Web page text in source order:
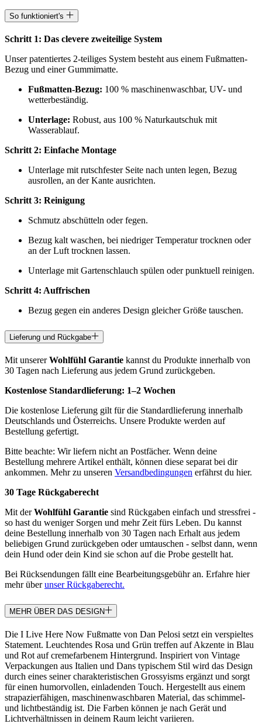
So funktioniert's
Schritt 1: Das clevere zweiteilige System
Unser patentiertes 2-teiliges System besteht aus einem Fußmatten-
Bezug und einer Gummimatte.
Fußmatten-Bezug: 100 % maschinenwaschbar, UV- und
wetterbeständig.
Unterlage: Robust, aus 100 % Naturkautschuk mit
Wasserablauf.
Schritt 2: Einfache Montage
Unterlage mit rutschfester Seite nach unten legen, Bezug
ausrollen, an der Kante ausrichten.
Schritt 3: Reinigung
Schmutz abschütteln oder fegen.
Bezug kalt waschen, bei niedriger Temperatur trocknen oder
an der Luft trocknen lassen.
Unterlage mit Gartenschlauch spülen oder punktuell reinigen.
Schritt 4: Auffrischen
Bezug gegen ein anderes Design gleicher Größe tauschen.
Lieferung und Rückgabe
Mit unsererWohlfühl Garantie kannst du Produkte innerhalb von
30 Tagen nach Lieferung aus jedem Grund zurückgeben.
Kostenlose Standardlieferung: 1–2 Wochen
Die kostenlose Lieferung gilt für die Standardlieferung innerhalb
Deutschlands und Österreichs. Unsere Produkte werden auf
Bestellung gefertigt.
Bitte beachte: Wir liefern nicht an Postfächer. Wenn deine
Bestellung mehrere Artikel enthält, können diese separat bei dir
ankommen. Mehr zu unseren Versandbedingungen erfährst du hier.
30 Tage Rückgaberecht
Mit derWohlfühl Garantie sind Rückgaben einfach und stressfrei -
so hast du weniger Sorgen und mehr Zeit fürs Leben. Du kannst
deine Bestellung innerhalb von 30 Tagen nach Erhalt aus jedem
beliebigen Grund zurückgeben oder umtauschen - selbst dann, wenn
dein Hund oder dein Kind sie schon auf die Probe gestellt hat.
Bei Rücksendungen fällt eine Bearbeitungsgebühr an. Erfahre hier
mehr überunser Rückgaberecht.
MEHR ÜBER DAS DESIGN
Die I Live Here Now Fußmatte von Dan Pelosi setzt ein verspieltes
Statement. Leuchtendes Rosa und Grün treffen auf Akzente in Blau
und Rot auf cremefarbenem Hintergrund. Inspiriert von Vintage
Verpackungen aus Italien und Dans typischem Stil wird das Design
durch eines seiner charakteristischen Grossyisms ergänzt und sorgt
für einen humorvollen, einladenden Touch. Hergestellt aus einem
strapazierfähigen, maschinenwaschbaren Material, das schimmel-
und lichtbeständig ist. Die Farben können je nach Gerät und
Lichtverhältnissen in deinem Raum leicht variieren.